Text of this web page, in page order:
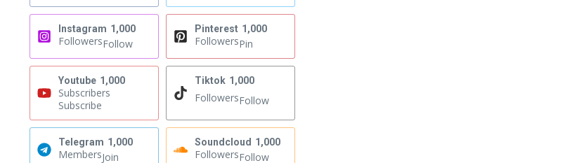
Instagram 1,000
FollowersFollow
Pinterest 1,000
FollowersPin
Youtube 1,000
Subscribers
Subscribe
Tiktok 1,000
FollowersFollow
Telegram 1,000
MembersJoin
Soundcloud 1,000
FollowersFollow